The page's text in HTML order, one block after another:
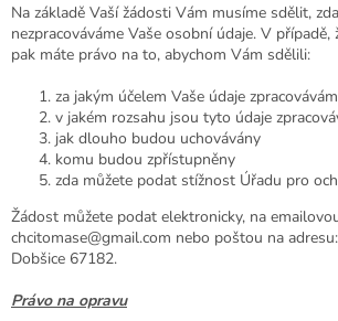
Na základě Vaší žádosti Vám musíme sdělit,
nezpracováváme Vaše osobní údaje. V případě,
pak máte právo na to, abychom Vám sdělili:
za jakým účelem Vaše údaje
v jakém rozsahu jsou tyto údaje
jak dlouho budou uchovávány
komu budou zpřístupněny
zda můžete podat stížnost Úřadu pro
Žádost můžete podat elektronicky, na
chcitomase@gmail.com nebo poštou na
Dobšice 67182.
Právo na opravu